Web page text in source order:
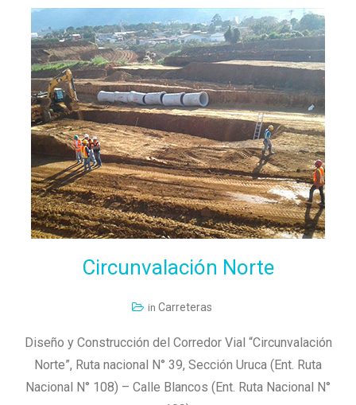
LEER MÁS
Circunvalación Norte
in Carreteras
Diseño y Construcción del Corredor Vial “Circunvalación
Norte”, Ruta nacional N° 39, Sección Uruca (Ent. Ruta
Nacional N° 108) – Calle Blancos (Ent. Ruta Nacional N°